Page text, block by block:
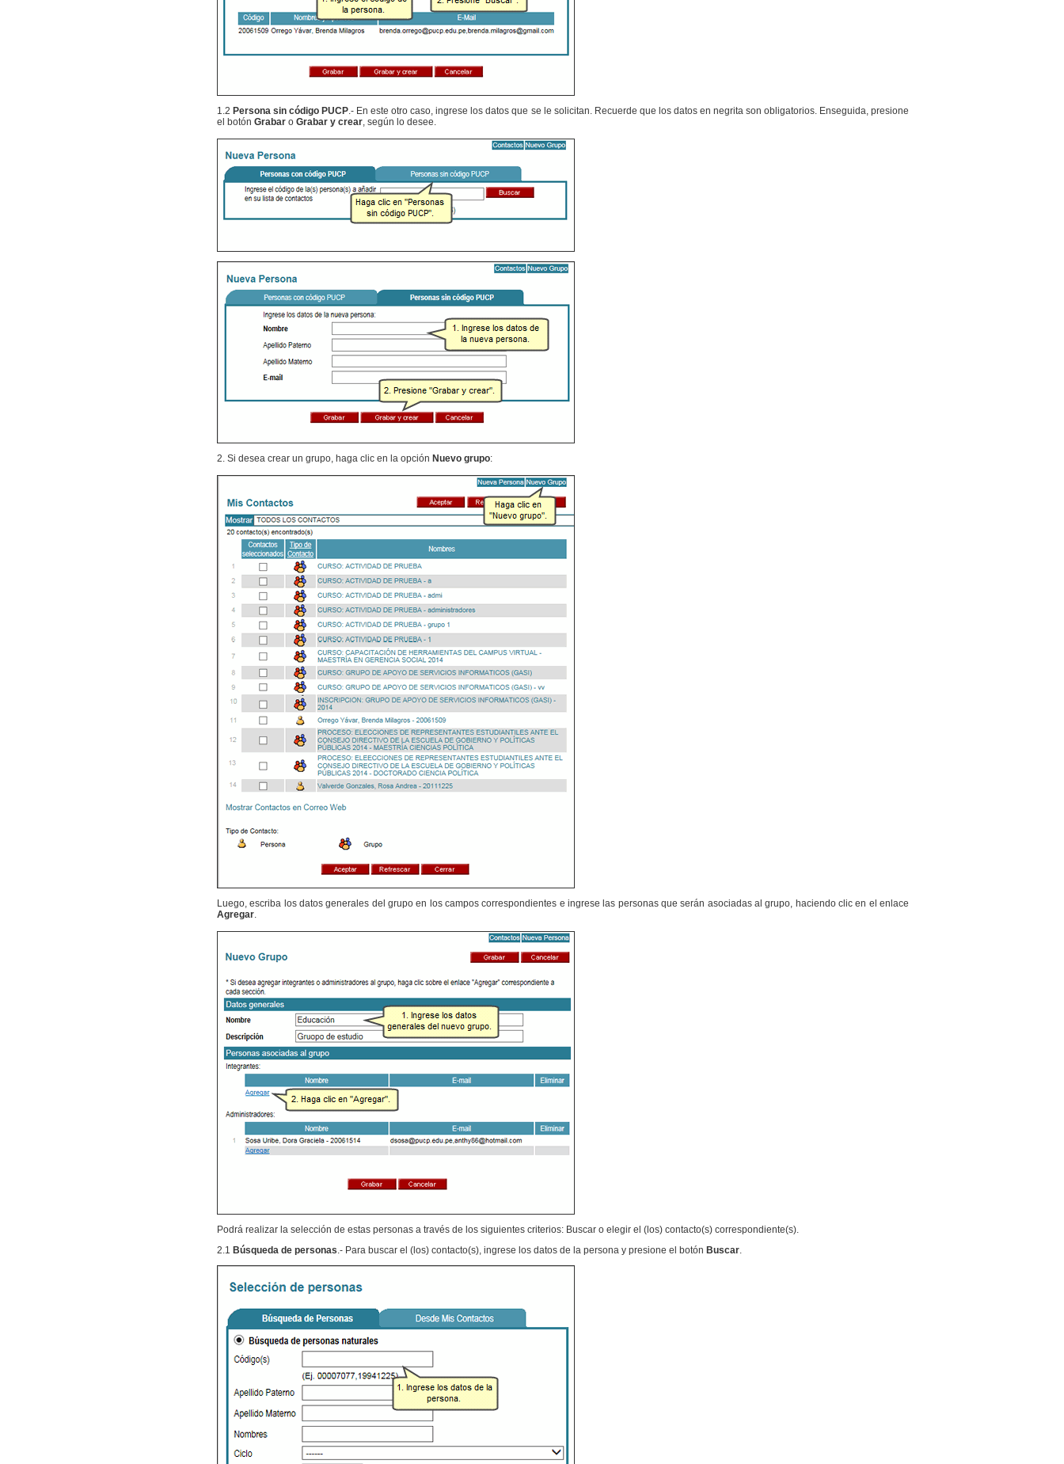
1.2 Persona sin código PUCP.- En este otro caso, ingrese los datos que se le solicitan. Recuerde que los datos en negrita son obligatorios. Enseguida, presione
el botón Grabar o Grabar y crear, según lo desee.
2. Si desea crear un grupo, haga clic en la opción Nuevo grupo:
Luego, escriba los datos generales del grupo en los campos correspondientes e ingrese las personas que serán asociadas al grupo, haciendo clic en el enlace
Agregar.
Podrá realizar la selección de estas personas a través de los siguientes criterios: Buscar o elegir el (los) contacto(s) correspondiente(s).
2.1 Búsqueda de personas.- Para buscar el (los) contacto(s), ingrese los datos de la persona y presione el botón Buscar.